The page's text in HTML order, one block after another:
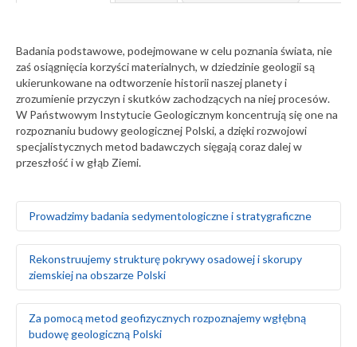
Badania podstawowe, podejmowane w celu poznania świata, nie
zaś osiągnięcia korzyści materialnych, w dziedzinie geologii są
ukierunkowane na odtworzenie historii naszej planety i
zrozumienie przyczyn i skutków zachodzących na niej procesów.
W Państwowym Instytucie Geologicznym koncentrują się one na
rozpoznaniu budowy geologicznej Polski, a dzięki rozwojowi
specjalistycznych metod badawczych sięgają coraz dalej w
przeszłość i w głąb Ziemi.
Prowadzimy badania sedymentologiczne i stratygraficzne
występujących na obszarze Polski i Europy, zarówno na
powierzchni ziemi, jak i głęboko pod nią
Za pomocą badań makrofaunistycznych,
makroflorystycznych, mikro- i makroplaeontologicznych
oraz palinologicznych określamy wiek skał
Tworzymy podziały litostratygraficzne stratygrafii
Rekonstruujemy strukturę pokrywy osadowej i skorupy
ziemskiej na obszarze Polski
podstawie analizy strukturalnej w odsłonięciach
powierzchniowych i otworach wiertniczych
Za pomocą metod geofizycznych rozpoznajemy wgłębną
budowę geologiczną Polski